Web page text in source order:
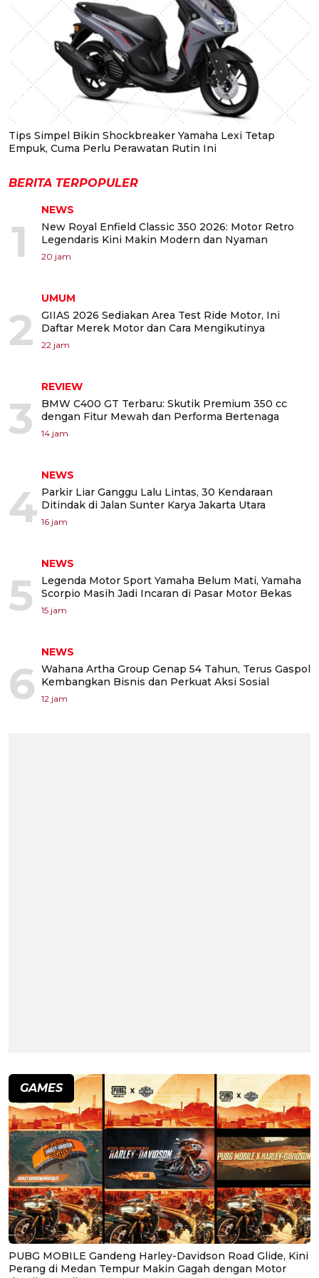
Tips Simpel Bikin Shockbreaker Yamaha Lexi Tetap
Empuk, Cuma Perlu Perawatan Rutin Ini
BERITA TERPOPULER
1
NEWS
New Royal Enfield Classic 350 2026: Motor Retro
Legendaris Kini Makin Modern dan Nyaman
20 jam
2
UMUM
GIIAS 2026 Sediakan Area Test Ride Motor, Ini
Daftar Merek Motor dan Cara Mengikutinya
22 jam
3
REVIEW
BMW C400 GT Terbaru: Skutik Premium 350 cc
dengan Fitur Mewah dan Performa Bertenaga
14 jam
4
NEWS
Parkir Liar Ganggu Lalu Lintas, 30 Kendaraan
Ditindak di Jalan Sunter Karya Jakarta Utara
16 jam
5
NEWS
Legenda Motor Sport Yamaha Belum Mati, Yamaha
Scorpio Masih Jadi Incaran di Pasar Motor Bekas
15 jam
6
NEWS
Wahana Artha Group Genap 54 Tahun, Terus Gaspol
Kembangkan Bisnis dan Perkuat Aksi Sosial
12 jam
GAMES
PUBG MOBILE Gandeng Harley-Davidson Road Glide, Kini
Perang di Medan Tempur Makin Gagah dengan Motor